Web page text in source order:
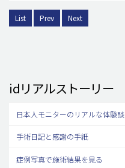
List Prev Next
idリアルストーリー
日本人モニターのリアルな体験談
手術日記と感謝の手紙
症例写真で施術結果を見る